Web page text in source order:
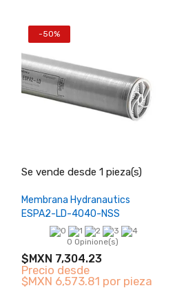
-50%
Se vende desde 1 pieza(s)
− +
Añadir al carrito
Membrana Hydranautics
ESPA2-LD-4040-NSS
0 Opinione(s)
$MXN 7,304.23
Precio desde
$MXN 6,573.81 por pieza